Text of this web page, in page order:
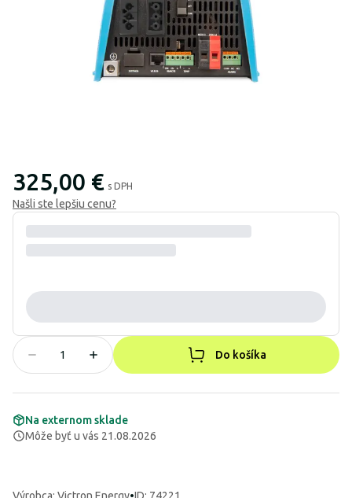
325,00 € s DPH
Našli ste lepšiu cenu?
Do košíka
Na externom sklade
Môže byť u vás 21.08.2026